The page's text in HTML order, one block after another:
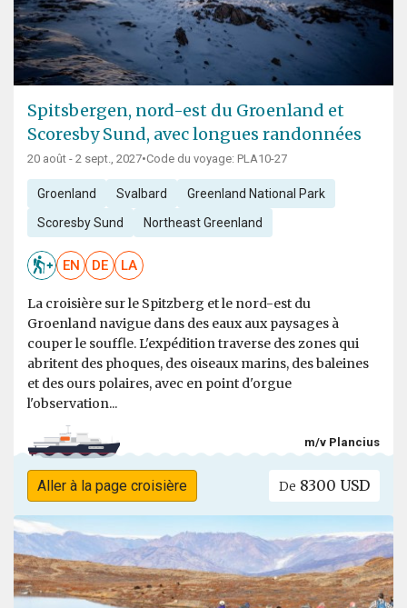
Spitsbergen, nord-est du Groenland et
Scoresby Sund, avec longues randonnées
20 août - 2 sept., 2027•Code du voyage: PLA10-27
Groenland Svalbard Greenland National Park
Scoresby Sund Northeast Greenland
EN DE LA
La croisière sur le Spitzberg et le nord-est du
Groenland navigue dans des eaux aux paysages à
couper le souffle. L'expédition traverse des zones qui
abritent des phoques, des oiseaux marins, des baleines
et des ours polaires, avec en point d'orgue
l'observation...
m/v Plancius
Aller à la page croisière De 8300 USD